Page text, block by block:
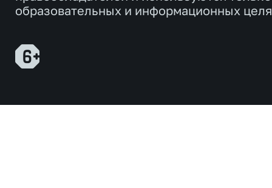
образовательных и информационных